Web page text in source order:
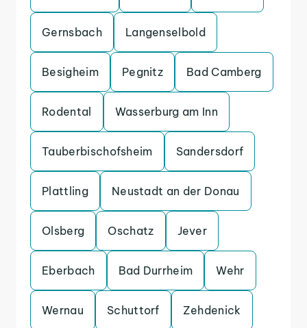
Gernsbach Langenselbold
Besigheim Pegnitz Bad Camberg
Rodental Wasserburg am Inn
Tauberbischofsheim Sandersdorf
Plattling Neustadt an der Donau
Olsberg Oschatz Jever
Eberbach Bad Durrheim Wehr
Wernau Schuttorf Zehdenick